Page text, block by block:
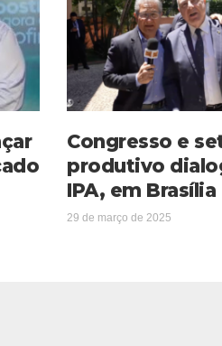
Congresso e
produtivo
IPA, em Brasília
29 de março de 2025